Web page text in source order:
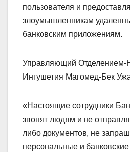
пользователя и
злоумышленникам
банковским приложениям.
Управляющий Отделением-
Ингушетия Магомед-Бек
«Настоящие сотрудники
звонят людям и не
либо документов, не
персональные и